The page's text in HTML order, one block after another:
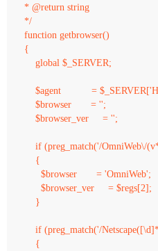
* @return string
*/
function getbrowser()
{
    global $_SERVER;
$agent           =
    $browser       = '';
    $browser_ver     = '';
if (preg_match('/OmniWeb\/
    {
      $browser       = 'OmniWeb';
      $browser_ver     = $regs[2];
    }
if (preg_match('/
    {